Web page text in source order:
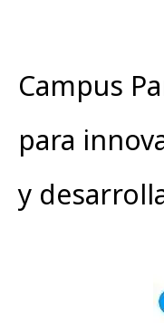
Campus
para
y